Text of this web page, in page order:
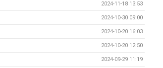
2024-11-18 13:53
2024-10-30 09:00
2024-10-20 16:03
2024-10-20 12:50
2024-09-29 11:19